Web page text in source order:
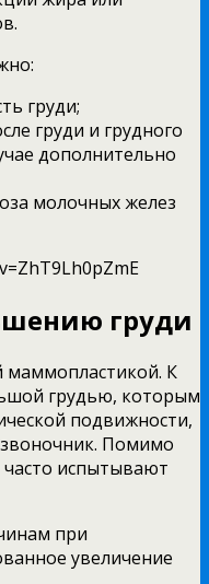
груди;
груди и грудного
дополнительно
молочных желез
груди
маммопластикой. К
грудью, которым
подвижности,
Помимо
испытывают
при
увеличение